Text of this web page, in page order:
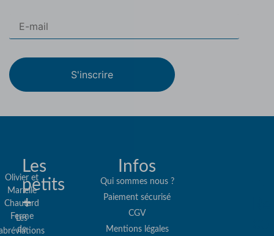
S'inscrire
Olivier et
Marielle
Chautard
Ferme
de
Les
petits
+
Les
Infos
Qui sommes nous ?
Paiement sécurisé
CGV
Mentions légales